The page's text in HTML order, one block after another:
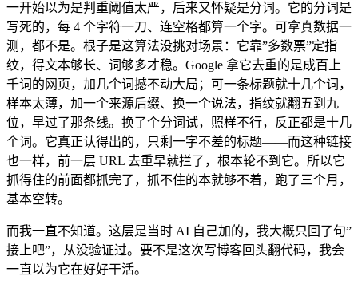
一开始以为是判重阈值太严，后来又怀疑是分词。它的分词是
写死的，每 4 个字符一刀、连空格都算一个字。可拿真数据一
测，都不是。根子是这算法没挑对场景：它靠”多数票”定指
纹，得文本够长、词够多才稳。Google 拿它去重的是成百上
千词的网页，加几个词撼不动大局；可一条标题就十几个词，
样本太薄，加一个来源后缀、换一个说法，指纹就翻五到九
位，早过了那条线。换了个分词试，照样不行，反正都是十几
个词。它真正认得出的，只剩一字不差的标题——而这种链接
也一样，前一层 URL 去重早就拦了，根本轮不到它。所以它
抓得住的前面都抓完了，抓不住的本就够不着，跑了三个月，
基本空转。
而我一直不知道。这层是当时 AI 自己加的，我大概只回了句”
接上吧”，从没验证过。要不是这次写博客回头翻代码，我会
一直以为它在好好干活。